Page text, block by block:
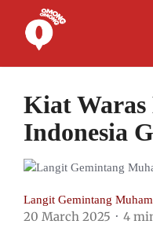
Kiat Waras
Indonesia
Langit Gemintang
20 March 2025 4